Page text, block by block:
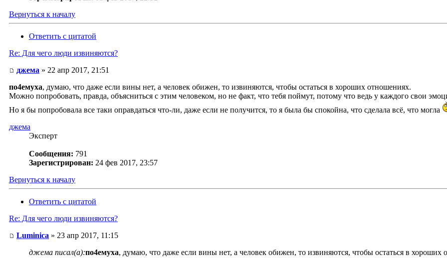
Вернуться к началу
Ответить с цитатой
Re: Для чего люди извиняются?
джема » 22 апр 2017, 21:51
по4емуха, думаю, что даже если вины нет, а человек обижен, то извиняются, чтобы остаться в хороших отношениях.
Можно попробовать, правда, объясниться с этим человеком, но не факт, что тебя поймут, потому что ведь у каждого свои
Но я бы попробовала все таки оправдаться что-ли, даже если не получится, то я была бы спокойна, что сделала всё, что могла
джема
Эксперт
Сообщения: 791
Зарегистрирован: 24 фев 2017, 23:57
Вернуться к началу
Ответить с цитатой
Re: Для чего люди извиняются?
Luminica » 23 апр 2017, 11:15
джема писал(а):по4емуха, думаю, что даже если вины нет, а человек обижен, то извиняются, чтобы остаться в хороших